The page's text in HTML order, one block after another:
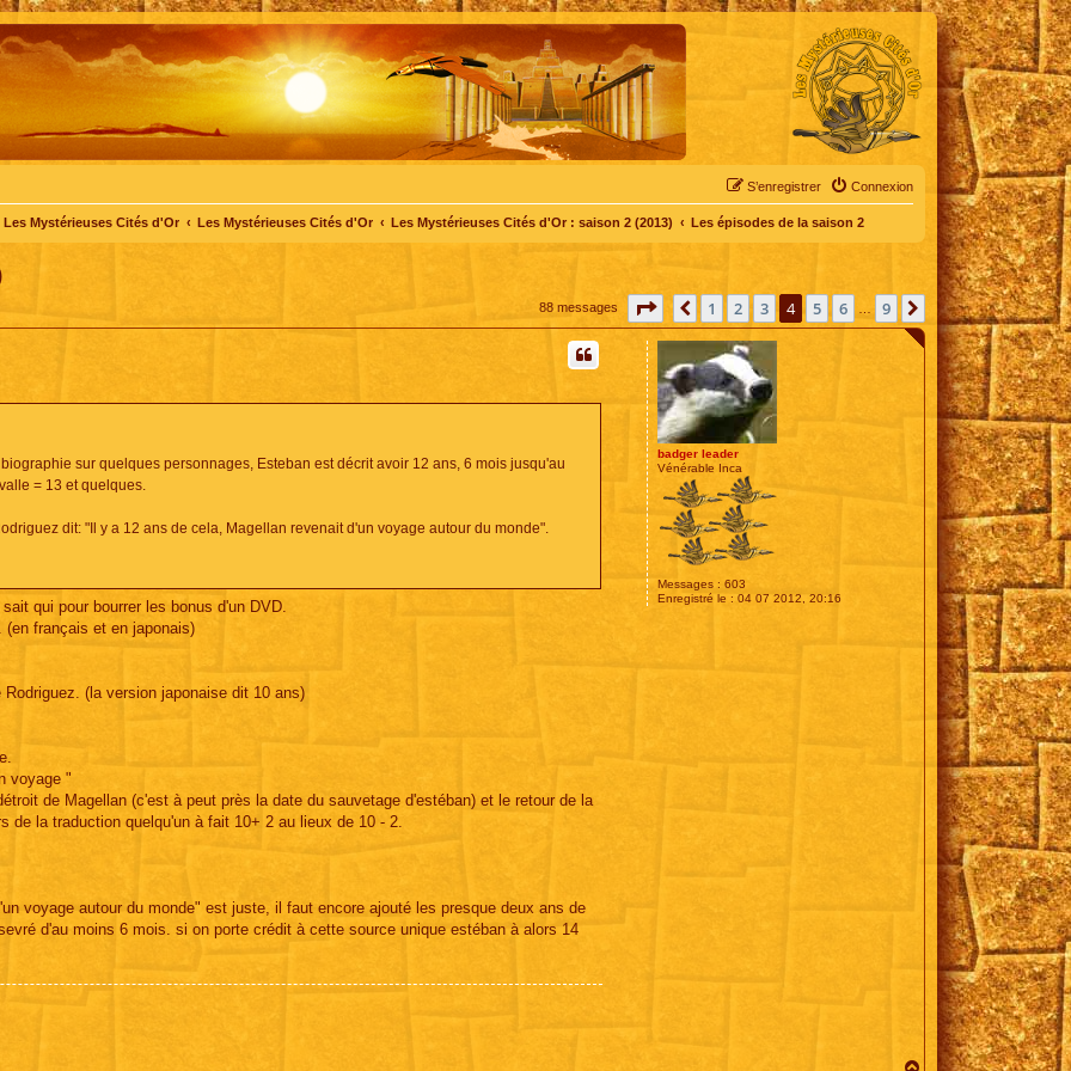
Connexion
S’enregistrer
Les Mystérieuses Cités d'Or Les Mystérieuses Cités d'Or Les Mystérieuses Cités d'Or : saison 2 (2013) Les épisodes de la saison 2
88 messages Page sur9
Précédente
1 2 3 4 5 6 9 Suivante
badger leader
Vénérable Inca
Messages : 603
Enregistré le : 04 07 2012, 20:16
sur quelques personnages, Esteban est décrit avoir 12 ans, 6 mois jusqu'au
= 13 et quelques.
dit: "Il y a 12 ans de cela, Magellan revenait d'un voyage autour du monde".
qui pour bourrer les bonus d'un DVD.
français et en japonais)
(la version japonaise dit 10 ans)
voyage "
de Magellan (c'est à peut près la date du sauvetage d'estéban) et le retour de la
de la traduction quelqu'un à fait 10+ 2 au lieux de 10 - 2.
voyage autour du monde" est juste, il faut encore ajouté les presque deux ans de
d'au moins 6 mois. si on porte crédit à cette source unique estéban à alors 14